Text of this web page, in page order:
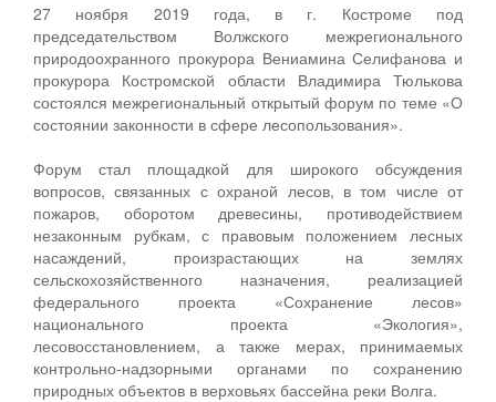
27 ноября 2019 года, в г. Костроме под
председательством Волжского межрегионального
природоохранного прокурора Вениамина Селифанова и
прокурора Костромской области Владимира Тюлькова
состоялся межрегиональный открытый форум по теме «О
состоянии законности в сфере лесопользования».
Форум стал площадкой для широкого обсуждения
вопросов, связанных с охраной лесов, в том числе от
пожаров, оборотом древесины, противодействием
незаконным рубкам, с правовым положением лесных
насаждений, произрастающих на землях
сельскохозяйственного назначения, реализацией
федерального проекта «Сохранение лесов»
национального проекта «Экология»,
лесовосстановлением, а также мерах, принимаемых
контрольно-надзорными органами по сохранению
природных объектов в верховьях бассейна реки Волга.